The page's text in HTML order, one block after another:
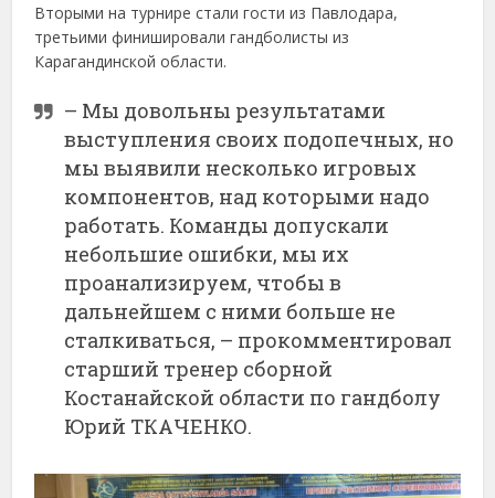
Вторыми на турнире стали гости из Павлодара,
третьими финишировали гандболисты из
Карагандинской области.
– Мы довольны результатами
выступления своих подопечных, но
мы выявили несколько игровых
компонентов, над которыми надо
работать. Команды допускали
небольшие ошибки, мы их
проанализируем, чтобы в
дальнейшем с ними больше не
сталкиваться, – прокомментировал
старший тренер сборной
Костанайской области по гандболу
Юрий ТКАЧЕНКО.